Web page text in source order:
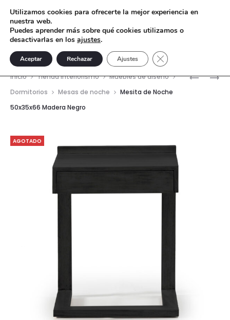
MESITA
MESA
Inicio Tienda interiorismo
Muebles de diseño
Dormitorios
Mesas de noche
Mesita de Noche
50x35x66 Madera Negro
AGOTADO
Utilizamos cookies para ofrecerte la mejor experiencia en
nuestra web.
Puedes aprender más sobre qué cookies utilizamos o
desactivarlas en los ajustes.
Aceptar Rechazar Ajustes Cerrar el banner de